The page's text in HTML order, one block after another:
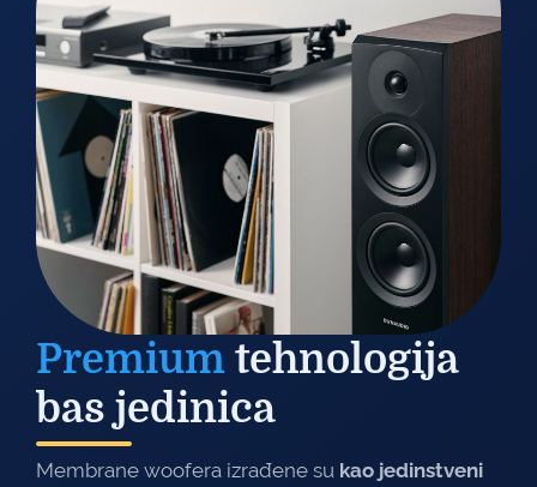
Premium tehnologija
bas jedinica
Membrane woofera izrađene su kao jedinstveni